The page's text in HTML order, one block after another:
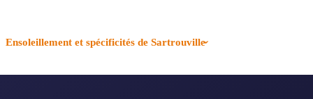
Ensoleillement et spécificités de Sartrouville